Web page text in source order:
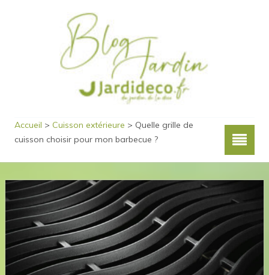
Accueil > Cuisson extérieure > Quelle grille de
cuisson choisir pour mon barbecue ?